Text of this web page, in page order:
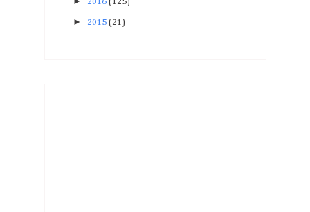
► 2015 (21)